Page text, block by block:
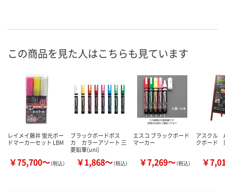
この商品を見た人はこちらも見ています
レイメイ藤井 蛍光ボー
ドマーカーセット LBM
￥75,700～（税込）
ブラックボードポス
カ カラーアソート 三
菱鉛筆(uni)
￥1,868～（税込）
エスコ ブラックボード
マーカー
￥7,269～（税込）
アスクル
クボード
￥